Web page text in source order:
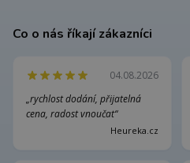
Co o nás říkají zákazníci
04.08.2026
„rychlost dodání, přijatelná
cena, radost vnoučat“
Heureka.cz